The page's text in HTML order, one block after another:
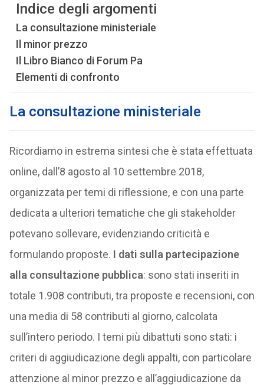
Indice degli argomenti
La consultazione ministeriale
Il minor prezzo
Il Libro Bianco di Forum Pa
Elementi di confronto
La consultazione ministeriale
Ricordiamo in estrema sintesi che è stata effettuata
online, dall’8 agosto al 10 settembre 2018,
organizzata per temi di riflessione, e con una parte
dedicata a ulteriori tematiche che gli stakeholder
potevano sollevare, evidenziando criticità e
formulando proposte. I dati sulla partecipazione
alla consultazione pubblica: sono stati inseriti in
totale 1.908 contributi, tra proposte e recensioni, con
una media di 58 contributi al giorno, calcolata
sull’intero periodo. I temi più dibattuti sono stati: i
criteri di aggiudicazione degli appalti, con particolare
attenzione al minor prezzo e all’aggiudicazione da